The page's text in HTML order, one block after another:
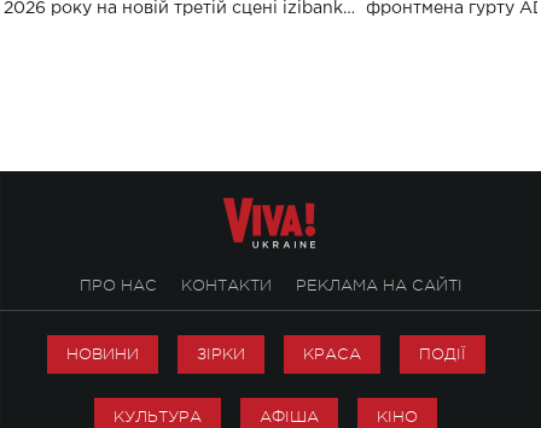
2026 року на новій третій сцені izibank
фронтмена гурту
ПРО НАС КОНТАКТИ РЕКЛАМА НА САЙТІ
НОВИНИ ЗІРКИ КРАСА ПОДІЇ
КУЛЬТУРА АФІША КІНО